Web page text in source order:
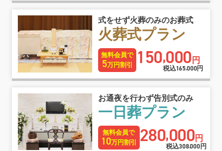
式をせず火葬のみのお葬式
火葬式プラン
無料会員で
5万円割引 150,000 円
税込165,000円
お通夜を行わず告別式のみ
一日葬プラン
無料会員で
10万円割引 280,000円
税込308,000円